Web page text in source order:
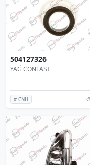
504127326
YAĞ CONTASI
# CNH